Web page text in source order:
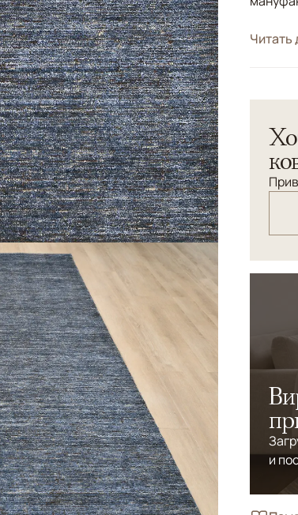
Стиль
Читать
и